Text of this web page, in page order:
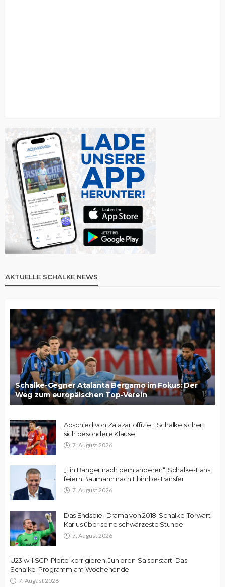
AKTUELLE SCHALKE NEWS
Schalke-Gegner Atalanta Bergamo im Fokus: Der
Weg zum europäischen Top-Verein
Abschied von Zalazar offiziell: Schalke sichert
sich besondere Klausel
7. August 2026
„Ein Banger nach dem anderen“: Schalke-Fans
feiern Baumann nach Ebimbe-Transfer
7. August 2026
Das Endspiel-Drama von 2018: Schalke-Torwart
Karius über seine schwärzeste Stunde
7. August 2026
U23 will SCP-Pleite korrigieren, Junioren-Saisonstart: Das
Schalke-Programm am Wochenende
7. August 2026